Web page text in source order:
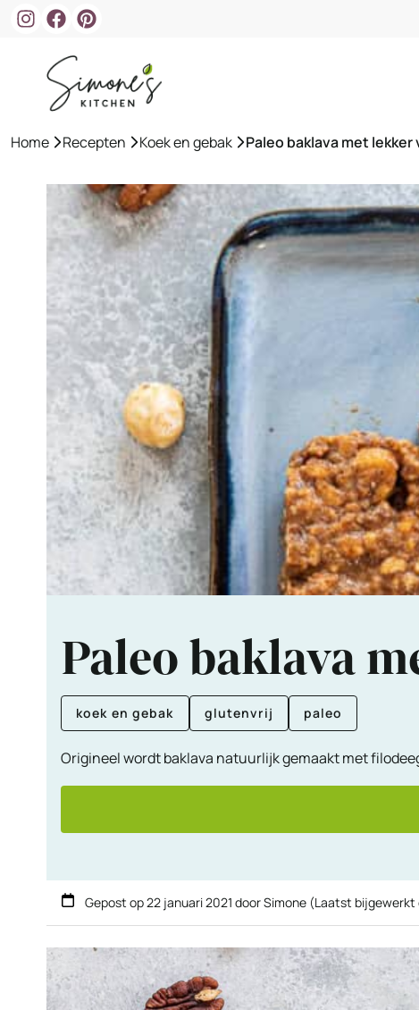
Home »Recepten »Koek en gebak »Paleo baklava met
Paleo baklava
koek en gebak glutenvrij paleo
Origineel wordt baklava natuurlijk gemaakt met
Gepost op22 januari 2021 doorSimone (Laatst bijgewerkt